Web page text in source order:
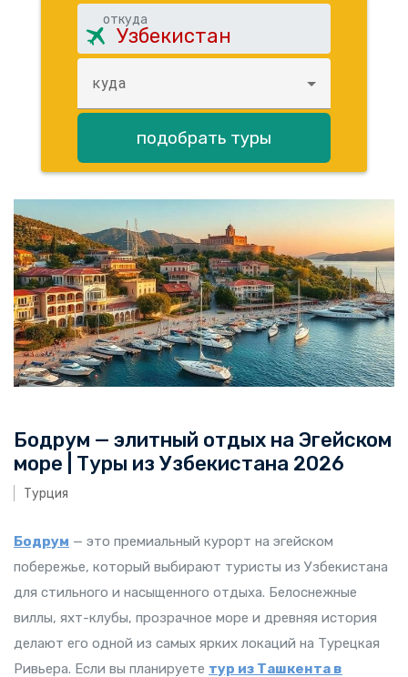
Зарегистрироваться
откуда
куда
подобрать туры
Бодрум — элитный отдых на Эгейском
море | Туры из Узбекистана 2026
Турция
Бодрум — это премиальный курорт на эгейском
побережье, который выбирают туристы из Узбекистана
для стильного и насыщенного отдыха. Белоснежные
виллы, яхт-клубы, прозрачное море и древняя история
делают его одной из самых ярких локаций на Турецкая
Ривьера. Если вы планируете тур из Ташкента в